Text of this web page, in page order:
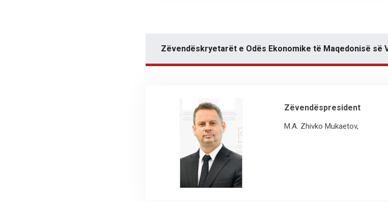
Zëvendëskryetarët e Odës Ekonomike të Maqedonisë së
Zëvendëspresident
M.A. Zhivko Mukaetov,